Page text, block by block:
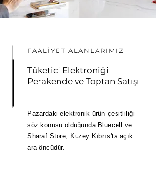
FAALİYET ALANLARIMIZ
Tüketici Elektroniği
Perakende ve Toptan Satışı
Pazardaki elektronik ürün çeşitliliği
söz konusu olduğunda Bluecell ve
Sharaf Store, Kuzey Kıbrıs'ta açık
ara öncüdür.